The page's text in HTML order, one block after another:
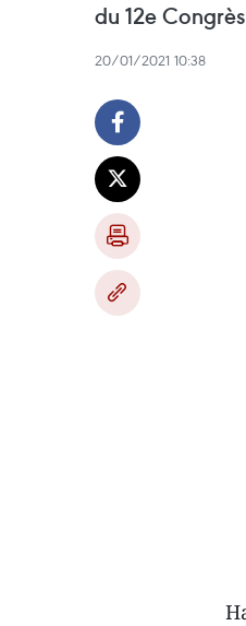
du 12e
20/01/2021 10:38